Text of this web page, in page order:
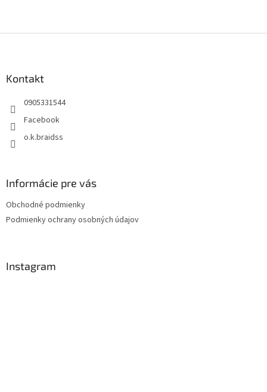
Kontakt
0905331544
Facebook
o.k.braidss
Informácie pre vás
Obchodné podmienky
Podmienky ochrany osobných údajov
Instagram